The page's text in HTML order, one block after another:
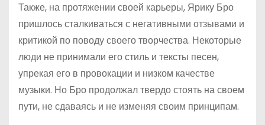
Также, на протяжении своей карьеры, Ярику Бро
пришлось сталкиваться с негативными отзывами и
критикой по поводу своего творчества. Некоторые
люди не принимали его стиль и тексты песен,
упрекая его в провокации и низком качестве
музыки. Но Бро продолжал твердо стоять на своем
пути, не сдаваясь и не изменяя своим принципам.